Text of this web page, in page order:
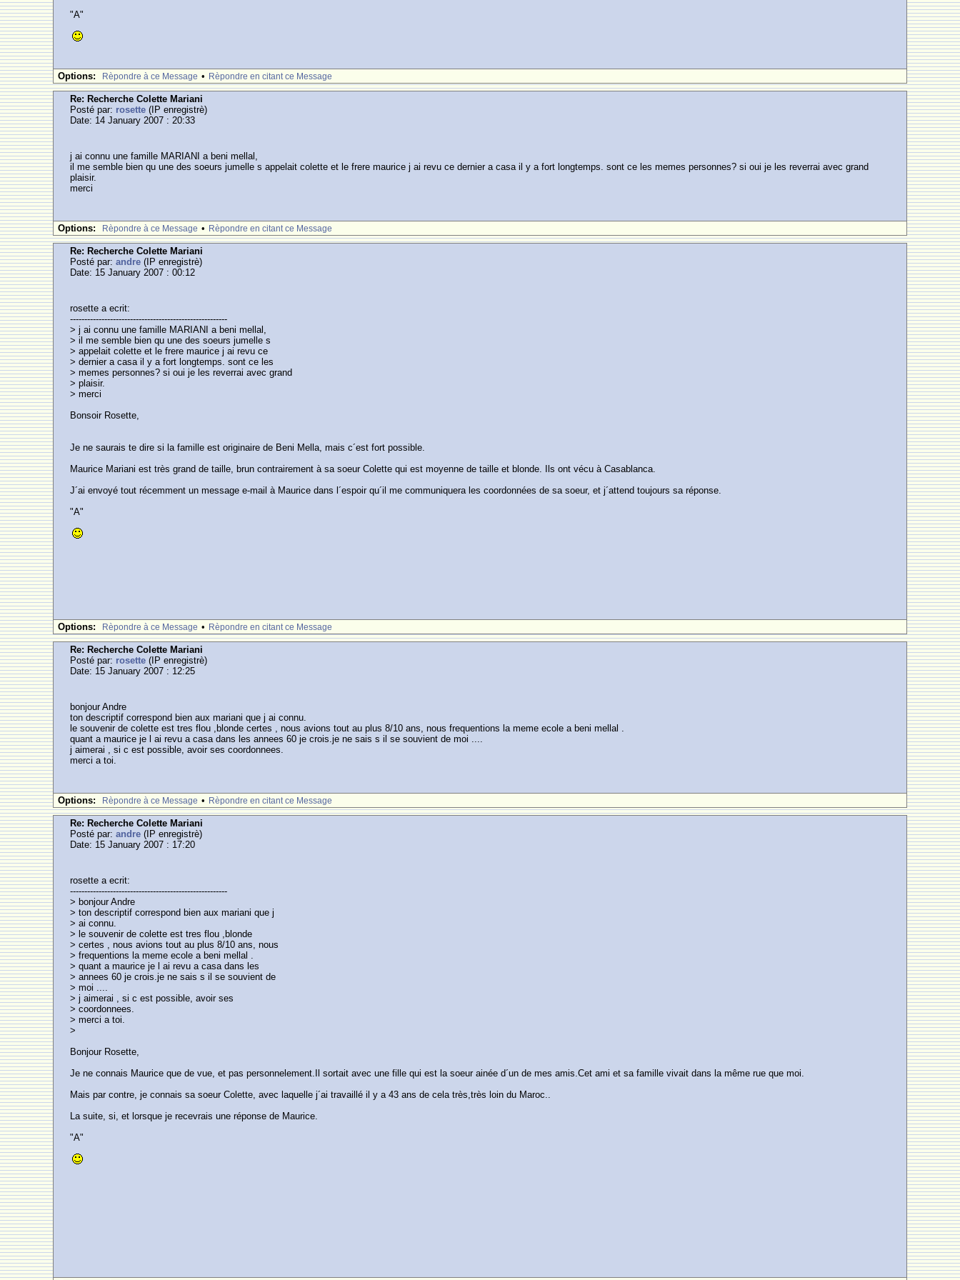
"A"
Options: Rèpondre à ce Message • Rèpondre en citant ce Message
Re: Recherche Colette Mariani
Posté par: rosette (IP enregistrè)
Date: 14 January 2007 : 20:33
j ai connu une famille MARIANI a beni mellal,
il me semble bien qu une des soeurs jumelle s appelait colette et le frere maurice j ai revu ce dernier a casa il y a fort longtemps. sont ce les memes personnes? si oui je les reverrai avec grand
plaisir.
merci
Options: Rèpondre à ce Message • Rèpondre en citant ce Message
Re: Recherche Colette Mariani
Posté par:andre (IP enregistrè)
Date: 15 January 2007 : 00:12
rosette a ecrit:
-------------------------------------------------------
> j ai connu une famille MARIANI a beni mellal,
> il me semble bien qu une des soeurs jumelle s
> appelait colette et le frere maurice j ai revu ce
> dernier a casa il y a fort longtemps. sont ce les
> memes personnes? si oui je les reverrai avec grand
> plaisir.
> merci
Bonsoir Rosette,
Je ne saurais te dire si la famille est originaire de Beni Mella, mais c´est fort possible.
Maurice Mariani est très grand de taille, brun contrairement à sa soeur Colette qui est moyenne de taille et blonde. Ils ont vécu à Casablanca.
J´ai envoyé tout récemment un message e-mail à Maurice dans l´espoir qu´il me communiquera les coordonnées de sa soeur, et j´attend toujours sa réponse.
"A"
Options: Rèpondre à ce Message • Rèpondre en citant ce Message
Re: Recherche Colette Mariani
Posté par: rosette (IP enregistrè)
Date: 15 January 2007 : 12:25
bonjour Andre
ton descriptif correspond bien aux mariani que j ai connu.
le souvenir de colette est tres flou ,blonde certes , nous avions tout au plus 8/10 ans, nous frequentions la meme ecole a beni mellal .
quant a maurice je l ai revu a casa dans les annees 60 je crois.je ne sais s il se souvient de moi ....
j aimerai , si c est possible, avoir ses coordonnees.
merci a toi.
Options: Rèpondre à ce Message • Rèpondre en citant ce Message
Re: Recherche Colette Mariani
Posté par:andre (IP enregistrè)
Date: 15 January 2007 : 17:20
rosette a ecrit:
-------------------------------------------------------
> bonjour Andre
> ton descriptif correspond bien aux mariani que j
> ai connu.
> le souvenir de colette est tres flou ,blonde
> certes , nous avions tout au plus 8/10 ans, nous
> frequentions la meme ecole a beni mellal .
> quant a maurice je l ai revu a casa dans les
> annees 60 je crois.je ne sais s il se souvient de
> moi ....
> j aimerai , si c est possible, avoir ses
> coordonnees.
> merci a toi.
>
Bonjour Rosette,
Je ne connais Maurice que de vue, et pas personnelement.Il sortait avec une fille qui est la soeur ainée d´un de mes amis.Cet ami et sa famille vivait dans la même rue que moi.
Mais par contre, je connais sa soeur Colette, avec laquelle j´ai travaillé il y a 43 ans de cela très,très loin du Maroc..
La suite, si, et lorsque je recevrais une réponse de Maurice.
"A"